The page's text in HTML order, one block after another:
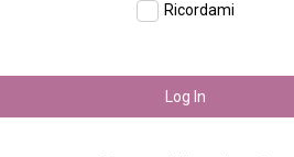
Ricordami
Log In